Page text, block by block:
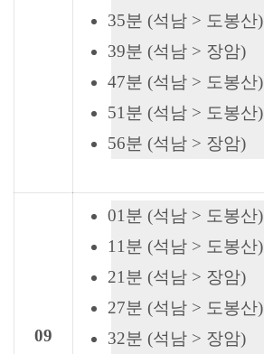
35분 (석남 > 도봉산)
39분 (석남 > 장암)
47분 (석남 > 도봉산)
51분 (석남 > 도봉산)
56분 (석남 > 장암)
09
01분 (석남 > 도봉산)
11분 (석남 > 도봉산)
21분 (석남 > 장암)
27분 (석남 > 도봉산)
32분 (석남 > 장암)